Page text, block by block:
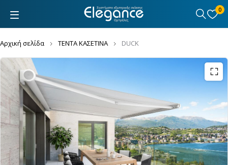
0
Αρχική σελίδα ΤΕΝΤΑ ΚΑΣΕΤΙΝΑ DUCK